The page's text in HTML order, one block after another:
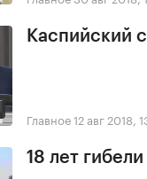
Каспийский
Главное12 авг 2018,
18 лет